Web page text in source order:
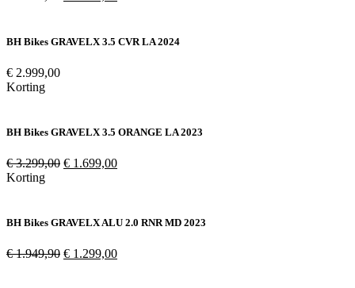
€ 4.099,00.€ 2.049,00.
BH Bikes GRAVELX 3.5 CVR LA 2024
€ 2.999,00
Korting
BH Bikes GRAVELX 3.5 ORANGE LA 2023
€3.299,00 Oorspronkelijke
€ 1.699,00Huidige
Korting
BH Bikes GRAVELX ALU 2.0 RNR MD 2023
€1.949,90 Oorspronkelijke
€ 1.299,00Huidige